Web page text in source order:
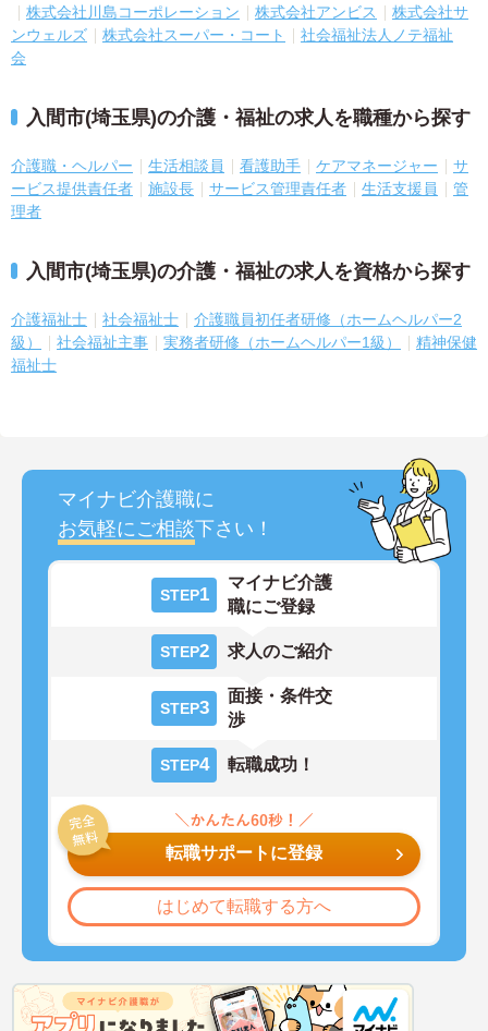
株式会社川島コーポレーション
株式会社アンビス
株式会社サ
ンウェルズ
株式会社スーパー・コート
社会福祉法人ノテ福祉
会
入間市(埼玉県)の介護・福祉の求人を職種から探す
介護職・ヘルパー 生活相談員 看護助手 ケアマネージャー
サ
ービス提供責任者
施設長 サービス管理責任者 生活支援員
管
理者
入間市(埼玉県)の介護・福祉の求人を資格から探す
介護福祉士 社会福祉士
介護職員初任者研修（ホームヘルパー2
級）
社会福祉主事 実務者研修（ホームヘルパー1級）
精神保健
福祉士
マイナビ介護職に
お気軽にご相談下さい！
STEP1
マイナビ介護
職にご登録
STEP2 求人のご紹介
STEP3
面接・条件交
渉
STEP4 転職成功！
転職サポートに登録
はじめて転職する方へ